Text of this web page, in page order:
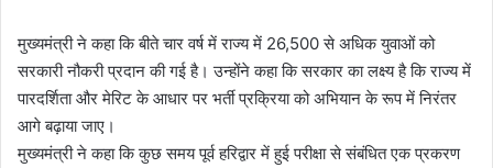
मुख्यमंत्री ने कहा कि बीते चार वर्ष में राज्य में 26,500 से अधिक युवाओं को
सरकारी नौकरी प्रदान की गई है। उन्होंने कहा कि सरकार का लक्ष्य है कि राज्य में
पारदर्शिता और मेरिट के आधार पर भर्ती प्रक्रिया को अभियान के रूप में निरंतर
आगे बढ़ाया जाए।
मुख्यमंत्री ने कहा कि कुछ समय पूर्व हरिद्वार में हुई परीक्षा से संबंधित एक प्रकरण